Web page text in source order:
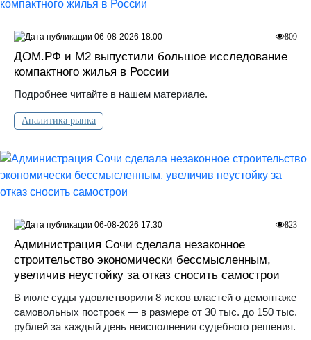
ДOМ.PФ и М2 выпустили большое исследование
компактного жилья в России
Подробнее читайте в нашем материале.
Аналитика рынка
809
06-08-2026 18:00
Администрация Сочи сделала незаконное
строительство экономически бессмысленным,
увеличив неустойку за отказ сносить самострои
В июле суды удовлетворили 8 исков властей о демонтаже
самовольных построек — в размере от 30 тыс. до 150 тыс.
рублей за каждый день неисполнения судебного решения.
823
06-08-2026 17:30